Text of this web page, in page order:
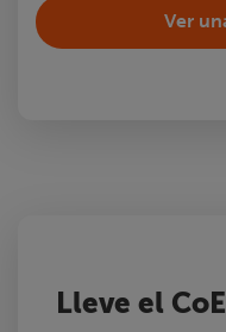
Ver
Lleve el